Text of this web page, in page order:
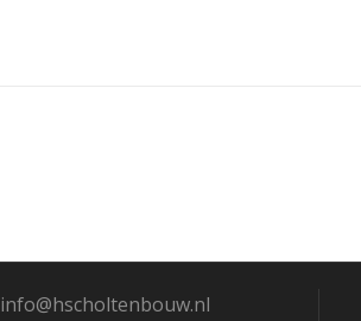
info@hscholtenbouw.nl